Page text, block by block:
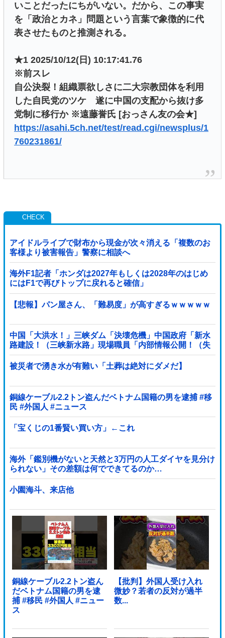
いことだったにちがいない。だから、この事実
を「政治とカネ」問題という言葉で象徴的に代
表させたものと推測される。
★1 2025/10/12(日) 10:17:41.76
※前スレ
自公決裂！組織票欲しさに二大宗教団体を利用
した自民党のツケ 遂に中国の支配から抜け多
党制に移行か ※遠藤誉氏 [おっさん友の会★]
https://asahi.5ch.net/test/read.cgi/newsplus/1
760231861/
アイドルライブで財布から現金が次々消える「複数のお
客様より被害報告」警察に相談へ
海外F1記者「ホンダは2027年もしくは2028年のはじめ
にはF1で再びトップに戻れると確信」
【悲報】パン屋さん、「難易度」が高すぎるｗｗｗｗｗ
中国「大洪水！」三峡ダム「決壊危機」中国政府「新水
路建設！（三峡新水路」現場職員「内部情報公開！（失
踪」湖南省「三峡放流情報（画像」台風13号「...
被災者で湧き水が有難い「土葬は絶対にダメだ】
銅線ケーブル2.2トン盗んだベトナム国籍の男を逮捕 #移
民 #外国人 #ニュース
「宝くじの1番賢い買い方」←これ
海外「鑑別機がないと天然と3万円の人工ダイヤを見分け
られない」その差額は何でできてるのか…
小園海斗、来店他
銅線ケーブル2.2トン盗ん
だベトナム国籍の男を逮
捕 #移民 #外国人 #ニュー
ス
【批判】外国人受け入れ
微妙？若者の反対が過半
数...